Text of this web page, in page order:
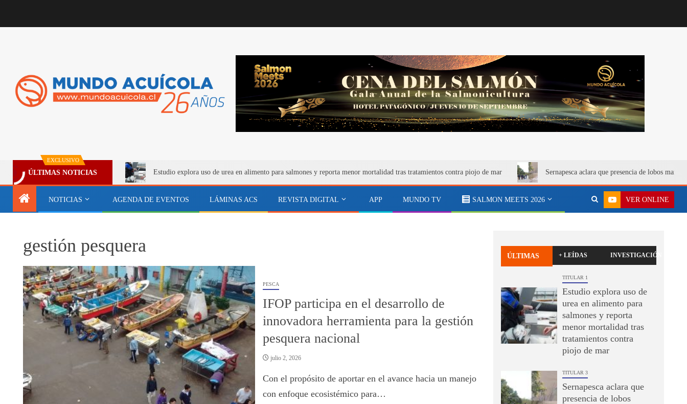
EXCLUSIVO
ÚLTIMAS NOTICIAS Estudio explora uso de urea en alimento para salmones y reporta menor mortalidad tras tratamientos contra piojo de mar Sernapesca aclara que presencia de lobos
NOTICIAS AGENDA DE EVENTOS LÁMINAS ACS REVISTA DIGITAL APP MUNDO TV SALMON MEETS 2026 VER ONLINE
gestión pesquera
PESCA
IFOP participa en el desarrollo de
innovadora herramienta para la gestión
pesquera nacional
julio 2, 2026
Con el propósito de aportar en el avance hacia un manejo
con enfoque ecosistémico para…
ÚLTIMAS + LEÍDAS INVESTIGACIÓN
TITULAR 1
Estudio explora uso de
urea en alimento para
salmones y reporta
menor mortalidad tras
tratamientos contra
piojo de mar
TITULAR 3
Sernapesca aclara que
presencia de lobos